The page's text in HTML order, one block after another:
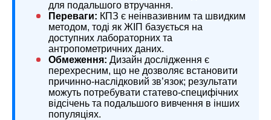
для подальшого втручання.
Переваги: КПЗ є неінвазивним та швидким
методом, тоді як ЖІП базується на
доступних лабораторних та
антропометричних даних.
Обмеження: Дизайн дослідження є
перехресним, що не дозволяє встановити
причинно-наслідковий зв’язок; результати
можуть потребувати статево-специфічних
відсічень та подальшого вивчення в інших
популяціях.